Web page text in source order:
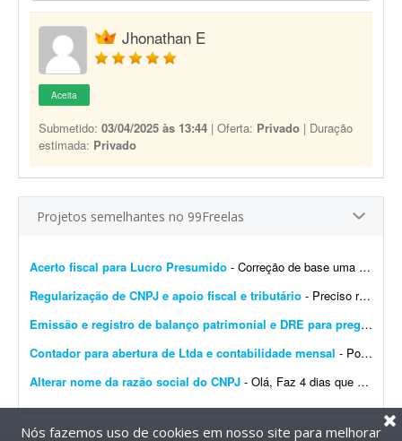
Jhonathan E
Aceita
Submetido: 03/04/2025 às 13:44 | Oferta: Privado | Duração
estimada: Privado
Projetos semelhantes no 99Freelas
Acerto fiscal para Lucro Presumido - Correção de base uma única vez. Total de 9.266 itens - Regime: Lucro Presumido - Custo para atender a 01 loja. Sistema de retaguarda: Albatros - Contabilidade: SJT. - CNPJ: 03...
Regularização de CNPJ e apoio fiscal e tributário - Preciso regularizar um CNPJ que está como INAPTO. Ele está parado há alguns meses e gostaria de avaliar se vale a pena regularizá-lo ou encerrá-lo. Além d...
Emissão e registro de balanço patrimonial e DRE para pregão
Contador para abertura de Ltda e contabilidade mensal - Português: Procuro um contador ou escritório de contabilidade para uma Ltda em constituição no Rio de Janeiro, com sócio estrangeiro não residente (belga)....
Alterar nome da razão social do CNPJ - Olá, Faz 4 dias que abri um CNPJ novo no Simples Nacional. Precisei abrir uma conta no TikTok e o CPF aparece com meu nome de casada; por isso houve divergência no nome registrado na ...
Nós fazemos uso de cookies em nosso site para melhorar